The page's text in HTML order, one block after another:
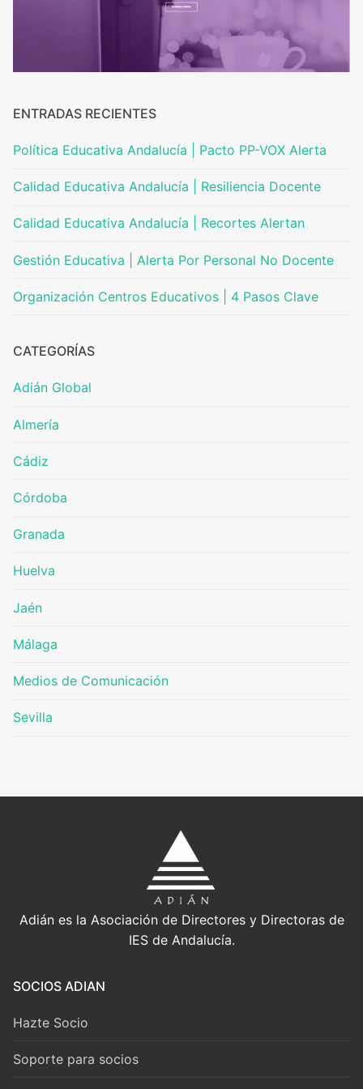
ENTRADAS RECIENTES
Política Educativa Andalucía | Pacto PP-VOX Alerta
Calidad Educativa Andalucía | Resiliencia Docente
Calidad Educativa Andalucía | Recortes Alertan
Gestión Educativa | Alerta Por Personal No Docente
Organización Centros Educativos | 4 Pasos Clave
CATEGORÍAS
Adián Global
Almería
Cádiz
Córdoba
Granada
Huelva
Jaén
Málaga
Medios de Comunicación
Sevilla
Adián es la Asociación de Directores y Directoras de
IES de Andalucía.
SOCIOS ADIAN
Hazte Socio
Soporte para socios